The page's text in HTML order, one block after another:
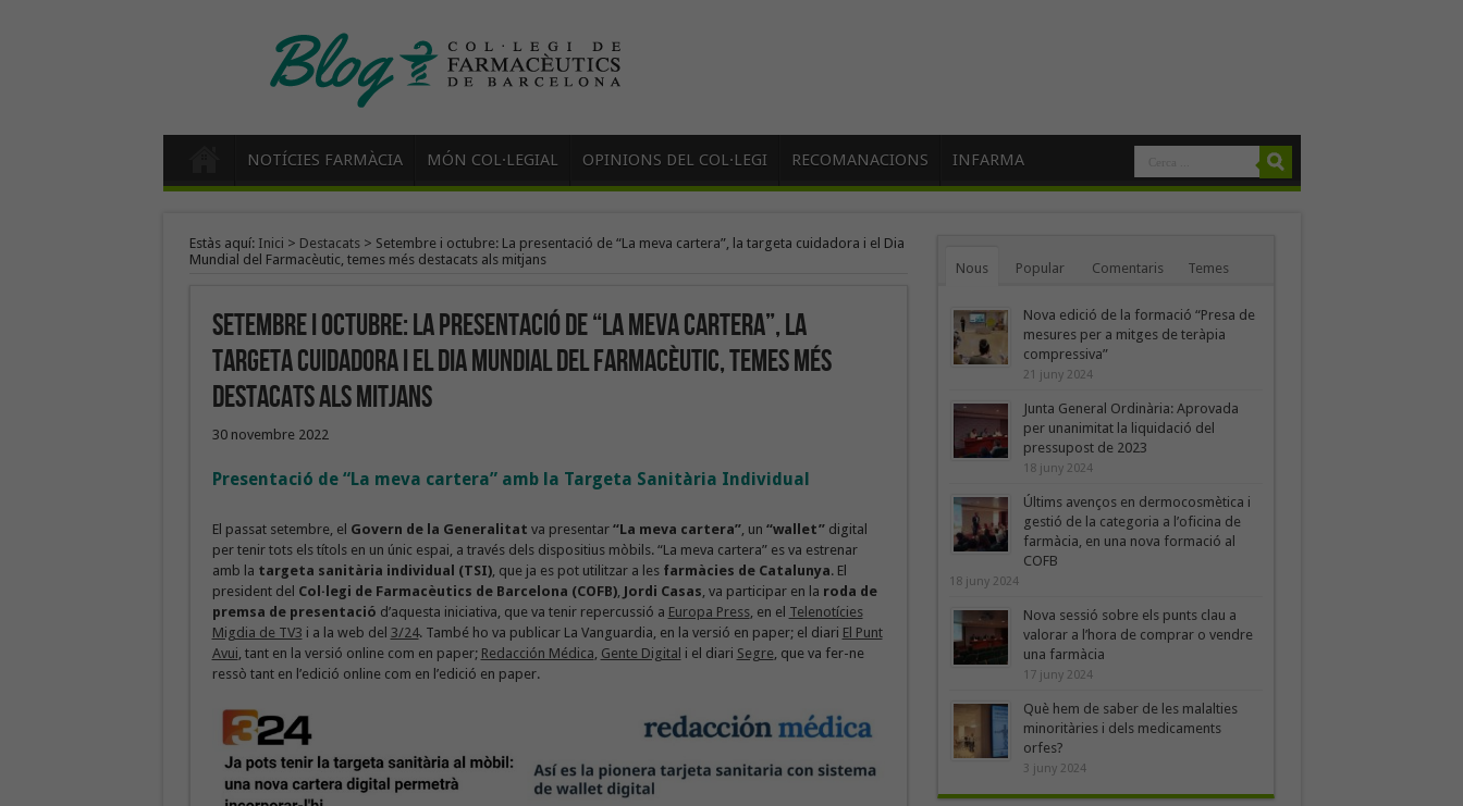
NOTÍCIES FARMÀCIA MÓN COL·LEGIAL OPINIONS DEL COL·LEGI RECOMANACIONS INFARMA
Estàs aquí: Inici > Destacats> Setembre i octubre: La presentació de “La meva cartera”, la targeta cuidadora i el Dia
Mundial del Farmacèutic, temes més destacats als mitjans
Setembre i octubre: La presentació de “La meva cartera”, la
targeta cuidadora i el Dia Mundial del Farmacèutic, temes més
destacats als mitjans
30 novembre 2022
Presentació de “La meva cartera” amb la Targeta Sanitària Individual
El passat setembre, el Govern de la Generalitat va presentar “La meva cartera”, un “wallet”digital
per tenir tots els títols en un únic espai, a través dels dispositius mòbils. “La meva cartera” es va estrenar
amb la targeta sanitària individual (TSI), que ja es pot utilitzar a les farmàcies de Catalunya. El
president del Col·legi de Farmacèutics de Barcelona (COFB), Jordi Casas, va participar en la roda de
premsa de presentació d’aquesta iniciativa, que va tenir repercussió a Europa Press, en el Telenotícies
Migdia de TV3 i a la web del 3/24. També ho va publicar La Vanguardia, en la versió en paper; el diari El Punt
Avui, tant en la versió online com en paper; Redacción Médica, Gente Digital i el diari Segre, que va fer-ne
ressò tant en l’edició online com en l’edició en paper.
Nous Popular Comentaris Temes
Nova edició de la formació “Presa de
mesures per a mitges de teràpia
compressiva”
21 juny 2024
Junta General Ordinària: Aprovada
per unanimitat la liquidació del
pressupost de 2023
18 juny 2024
Últims avenços en dermocosmètica i
gestió de la categoria a l’oficina de
farmàcia, en una nova formació al
COFB
18 juny 2024
Nova sessió sobre els punts clau a
valorar a l’hora de comprar o vendre
una farmàcia
17 juny 2024
Què hem de saber de les malalties
minoritàries i dels medicaments
orfes?
3 juny 2024